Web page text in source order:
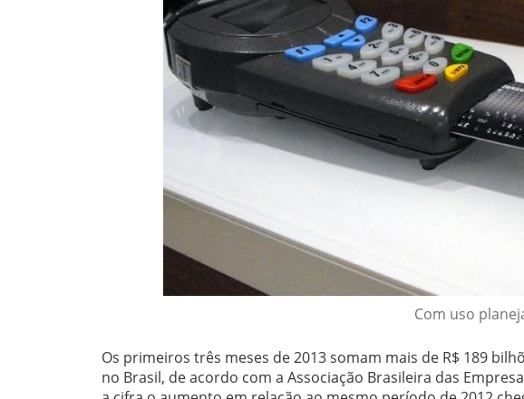
Com uso
Os primeiros três meses de 2013 somam mais de R$ 189
no Brasil, de acordo com a Associação Brasileira das